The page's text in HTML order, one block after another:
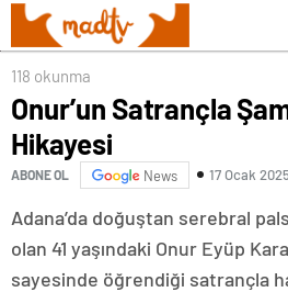
118 okunma
Onur’un Satrançla
Hikayesi
ABONE OL News 17 Ocak
Adana’da doğuştan serebral
olan 41 yaşındaki Onur Eyüp
sayesinde öğrendiği satrançla